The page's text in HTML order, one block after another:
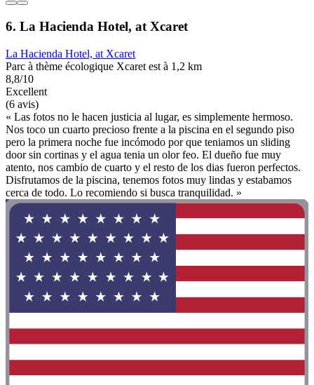
6. La Hacienda Hotel, at Xcaret
La Hacienda Hotel, at Xcaret
Parc à thème écologique Xcaret est à 1,2 km
8,8/10
Excellent
(6 avis)
« Las fotos no le hacen justicia al lugar, es simplemente hermoso.
Nos toco un cuarto precioso frente a la piscina en el segundo piso
pero la primera noche fue incómodo por que teniamos un sliding
door sin cortinas y el agua tenia un olor feo. El dueño fue muy
atento, nos cambio de cuarto y el resto de los dias fueron perfectos.
Disfrutamos de la piscina, tenemos fotos muy lindas y estabamos
cerca de todo. Lo recomiendo si busca tranquilidad. »